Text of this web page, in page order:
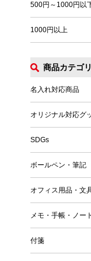
500円～1000円以
1000円以上
商品カテゴ
名入れ対応商品
オリジナル対応グ
SDGs
ボールペン・筆記
オフィス用品・文
メモ・手帳・ノート
付箋